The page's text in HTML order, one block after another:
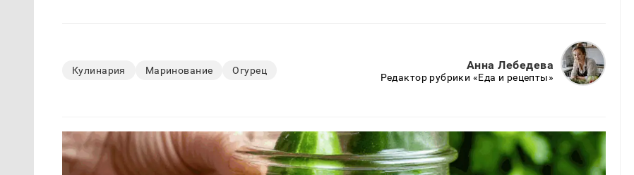
Кулинария Маринование Огурец Анна Лебедева
Редактор рубрики «Еда и рецепты»